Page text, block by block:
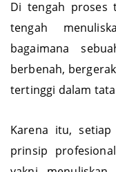
Di tengah proses
tengah
bagaimana
berbenah,
Karena itu,
prinsip